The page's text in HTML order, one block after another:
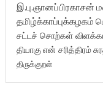
இ.பு.ஞானப்பிரகாசன்
தமிழ்க்காப்புக்கழகம்
சட்டச் சொற்கள்
தியாகுஎன் சரித்திரம்
திருக்குறள்